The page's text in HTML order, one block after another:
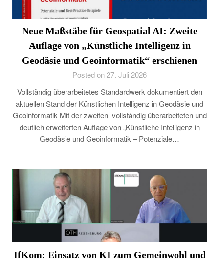
Neue Maßstäbe für Geospatial AI: Zweite
Auflage von „Künstliche Intelligenz in
Geodäsie und Geoinformatik“ erschienen
Posted on 27. Juli 2026
Vollständig überarbeitetes Standardwerk dokumentiert den
aktuellen Stand der Künstlichen Intelligenz in Geodäsie und
Geoinformatik Mit der zweiten, vollständig überarbeiteten und
deutlich erweiterten Auflage von „Künstliche Intelligenz in
Geodäsie und Geoinformatik – Potenziale…
IfKom: Einsatz von KI zum Gemeinwohl und